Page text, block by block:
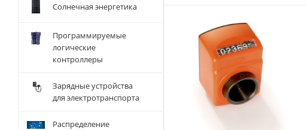
Солнечная энергетика
Программируемые
логические
контроллеры
Зарядные устройства
для электротранспорта
Распределение